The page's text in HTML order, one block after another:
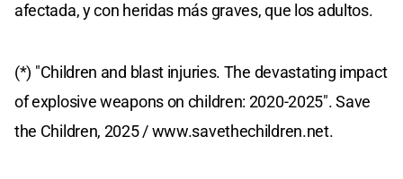
afectada, y con heridas más graves, que los adultos.
(*) "Children and blast injuries. The devastating impact
of explosive weapons on children: 2020-2025". Save
the Children, 2025 / www.savethechildren.net.